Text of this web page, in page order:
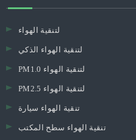
لتنقية الهواء
لتنقية الهواء الذكي
PM1.0 لتنقية الهواء
PM2.5 لتنقية الهواء
تنقية الهواء سيارة
تنقية الهواء سطح المكتب